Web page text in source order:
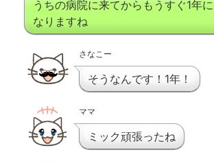
うちの病院に来てからもうすぐ1年に
なりますね
さなこー
そうなんです！1年！
ママ
ミック頑張ったね